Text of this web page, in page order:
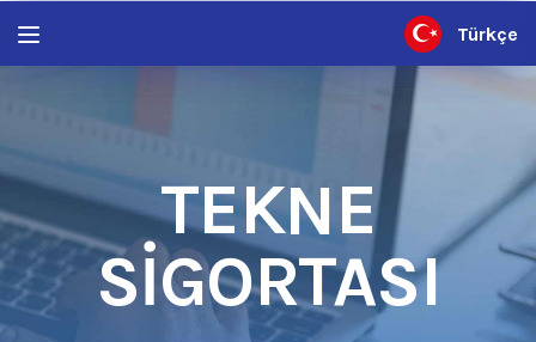
Türkçe
TEKNE
SIGORTASI